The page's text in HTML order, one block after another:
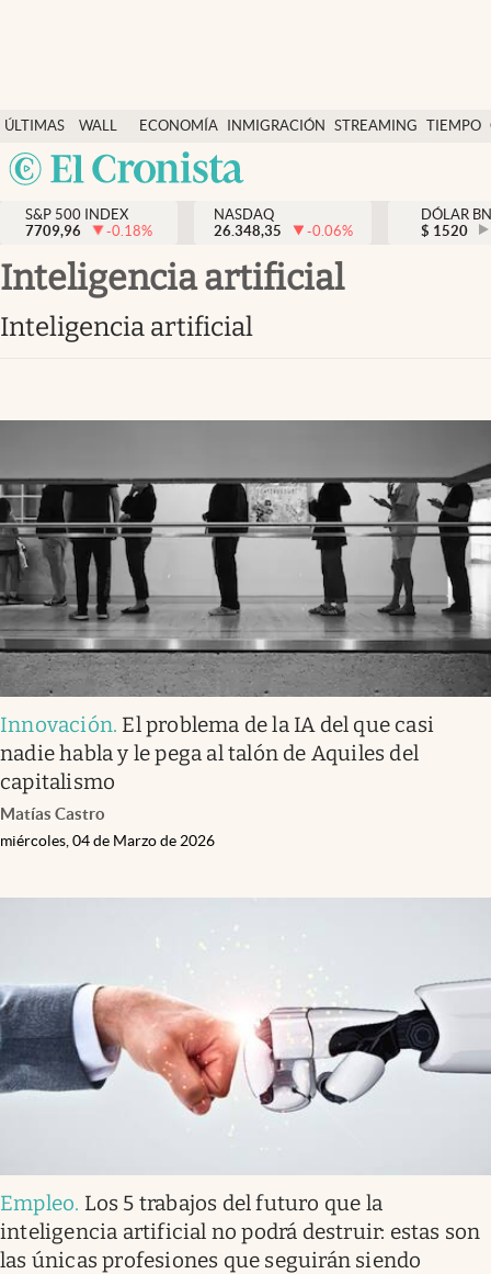
ÚLTIMAS
NOTICIAS
WALL
STREET
Y
DÓLAR
ECONOMÍA INMIGRACIÓN STREAMING TIEMPO
México
Finanzas y economía
Wall Street y dólar
Inmigración
Tiempo
Ciencia y salud
Streaming
Lifestyle
USA
S&P 500 INDEX
7709,96
-0.18%
NASDAQ
26.348,35
-0.06%
DÓLAR
$ 1520
inteligencia artificial
inteligencia artificial
Innovación. El problema de la IA del que casi
nadie habla y le pega al talón de Aquiles del
capitalismo
Matías Castro
miércoles, 04 de Marzo de 2026
Empleo. Los 5 trabajos del futuro que la
inteligencia artificial no podrá destruir: estas son
las únicas profesiones que seguirán siendo